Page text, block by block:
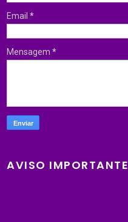
Email*
Mensagem*
AVISO IMPORTANTE